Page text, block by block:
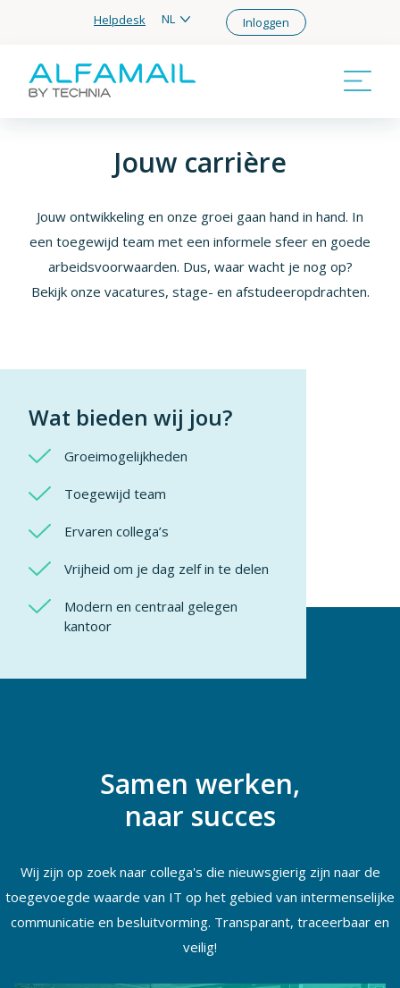
Helpdesk NL Inloggen
Jouw carrière
Jouw ontwikkeling en onze groei gaan hand in hand. In
een toegewijd team met een informele sfeer en goede
arbeidsvoorwaarden. Dus, waar wacht je nog op?
Bekijk onze vacatures, stage- en afstudeeropdrachten.
Wat bieden wij jou?
Groeimogelijkheden
Toegewijd team
Ervaren collega’s
Vrijheid om je dag zelf in te delen
Modern en centraal gelegen
kantoor
Samen werken,
naar succes
Wij zijn op zoek naar collega's die nieuwsgierig zijn naar de
toegevoegde waarde van IT op het gebied van intermenselijke
communicatie en besluitvorming. Transparant, traceerbaar en
veilig!